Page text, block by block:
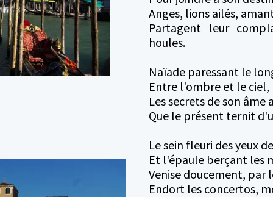
Anges, lions ailés,
Partagent leur
houles.
Naïade paressant le
Entre l'ombre et le ciel,
Les secrets de son âme
Que le présent ternit
Le sein fleuri des yeux
Et l'épaule berçant les
Venise doucement, par
Endort les concertos,